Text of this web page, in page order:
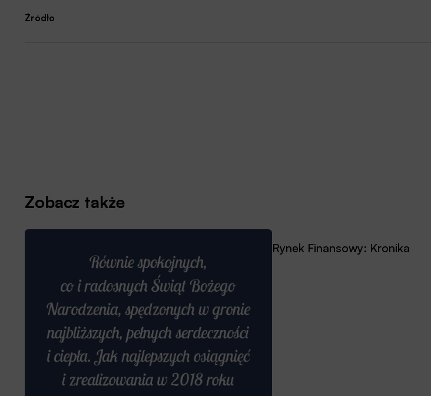
Źródło
Zobacz także
Rynek Finansowy: Kronika